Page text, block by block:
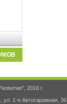
2016 г.
ул. 1-я Автогаражная, 36